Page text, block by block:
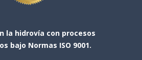
la hidrovía con procesos
bajo Normas ISO 9001.